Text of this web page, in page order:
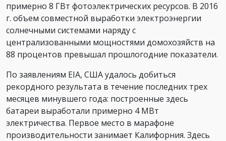
примерно 8 ГВт фотоэлектрических ресурсов. В 2016
г. объем совместной выработки электроэнергии
солнечными системами наряду с
централизованными мощностями домохозяйств на
88 процентов превышал прошлогодние показатели.
По заявлениям EIA, США удалось добиться
рекордного результата в течение последних трех
месяцев минувшего года: построенные здесь
батареи выработали примерно 4 МВт
электричества. Первое место в марафоне
производительности занимает Калифорния. Здесь